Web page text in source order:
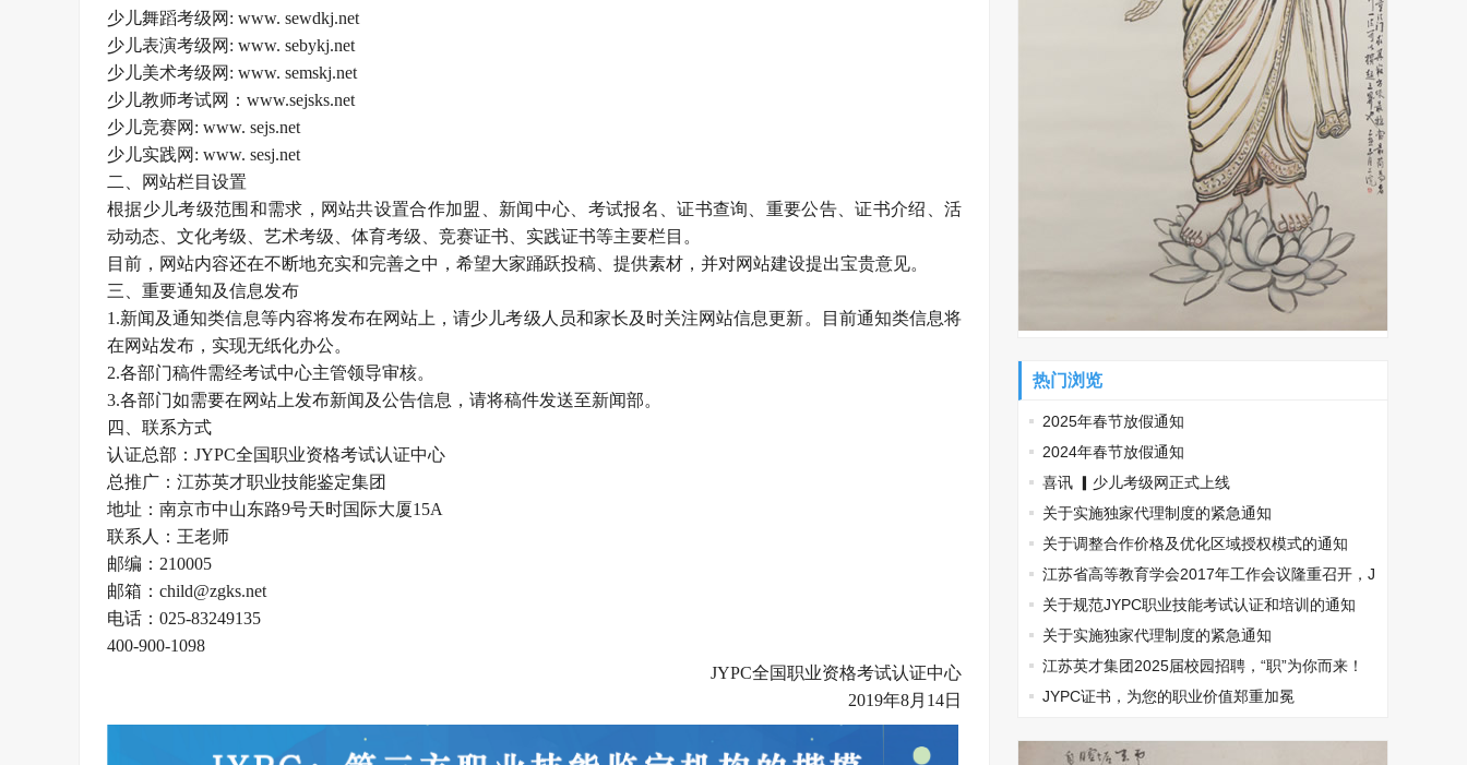
少儿舞蹈考级网: www. sewdkj.net
少儿表演考级网: www. sebykj.net
少儿美术考级网: www. semskj.net
少儿教师考试网：www.sejsks.net
少儿竞赛网: www. sejs.net
少儿实践网: www. sesj.net
二、网站栏目设置
根据少儿考级范围和需求，网站共设置合作加盟、新闻中心、考试报名、证书查询、重要公告、证书介绍、活
动动态、文化考级、艺术考级、体育考级、竞赛证书、实践证书等主要栏目。
目前，网站内容还在不断地充实和完善之中，希望大家踊跃投稿、提供素材，并对网站建设提出宝贵意见。
三、重要通知及信息发布
1.新闻及通知类信息等内容将发布在网站上，请少儿考级人员和家长及时关注网站信息更新。目前通知类信息将
在网站发布，实现无纸化办公。
2.各部门稿件需经考试中心主管领导审核。
3.各部门如需要在网站上发布新闻及公告信息，请将稿件发送至新闻部。
四、联系方式
认证总部：JYPC全国职业资格考试认证中心
总推广：江苏英才职业技能鉴定集团
地址：南京市中山东路9号天时国际大厦15A
联系人：王老师
邮编：210005
邮箱：child@zgks.net
电话：025-83249135
400-900-1098
JYPC全国职业资格考试认证中心
2019年8月14日
热门浏览
2025年春节放假通知
2024年春节放假通知
喜讯 ▎少儿考级网正式上线
关于实施独家代理制度的紧急通知
关于调整合作价格及优化区域授权模式的通知
江苏省高等教育学会2017年工作会议隆重召开，J
YPC出席
关于规范JYPC职业技能考试认证和培训的通知
关于实施独家代理制度的紧急通知
江苏英才集团2025届校园招聘，“职”为你而来！
JYPC证书，为您的职业价值郑重加冕